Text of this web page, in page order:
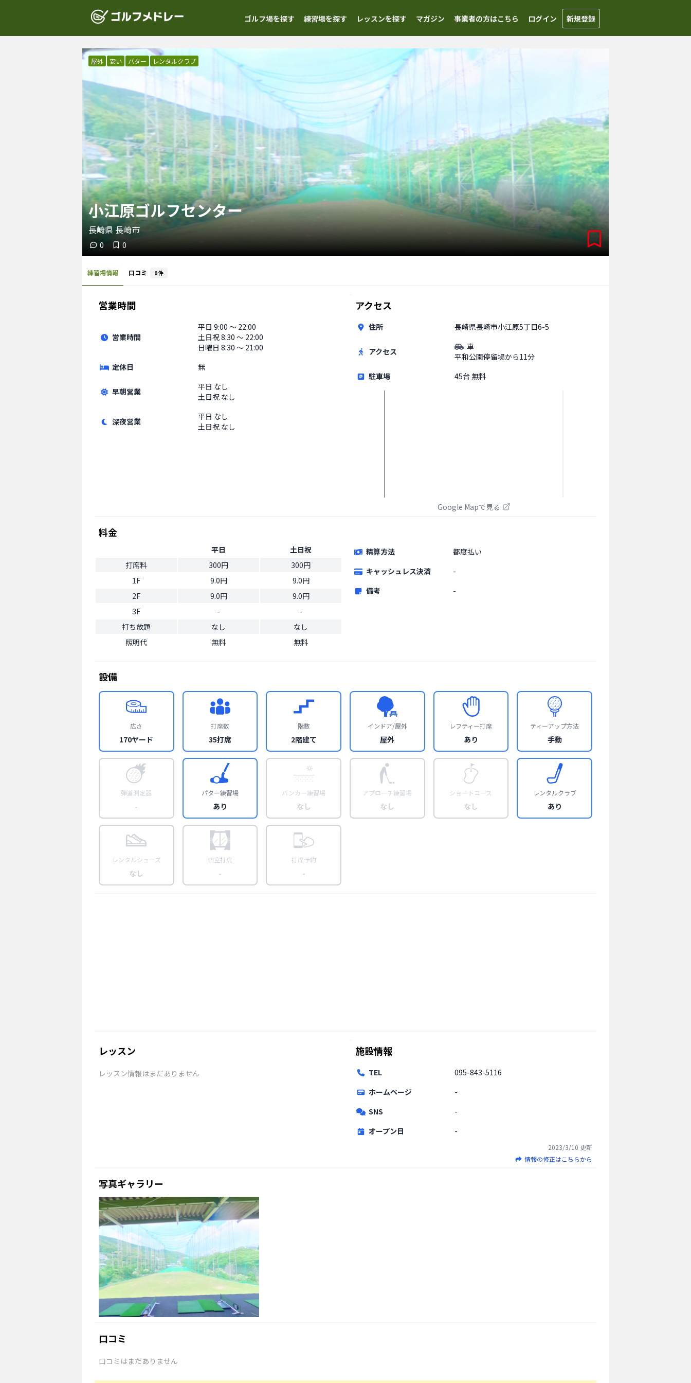
ゴルフ場を探す 練習場を探す レッスンを探す マガジン 事業者の方はこちら ログイン 新規登録
屋外 安い パター レンタルクラブ
小江原ゴルフセンター
長崎県 長崎市
0 0
練習場情報 口コミ 0件
営業時間
営業時間
平日 9:00 〜 22:00
土日祝8:30 〜 22:00
日曜日 8:30 〜 21:00
定休日
無
早朝営業 平日 なし
土日祝 なし
深夜営業 平日 なし
土日祝 なし
アクセス
住所 長崎県長崎市小江原5丁目6-5
アクセス
車
平和公園停留場から11分
駐車場
45台 無料
Google Mapで見る
料金
平日
土日祝
打席料
300円
300円
1F
9.0円
9.0円
2F
9.0円
9.0円
3F
-
-
打ち放題
なし
なし
照明代
無料 無料
精算方法
都度払い
キャッシュレス決済
-
備考
-
設備
広さ
170ヤード
打席数
35打席
階数
2階建て
インドア/屋外
屋外
レフティー打席
あり
ティーアップ方法
手動
弾道測定器
-
パター練習場
あり
バンカー練習場
なし
アプローチ練習場
なし
ショートコース
なし
レンタルクラブ
あり
レンタルシューズ
なし
個室打席
-
打席予約
-
レッスン
レッスン情報はまだありません
施設情報
TEL
095-843-5116
ホームページ
-
SNS
-
オープン日
-
2023/3/10 更新
情報の修正はこちらから
写真ギャラリー
口コミ
口コミはまだありません